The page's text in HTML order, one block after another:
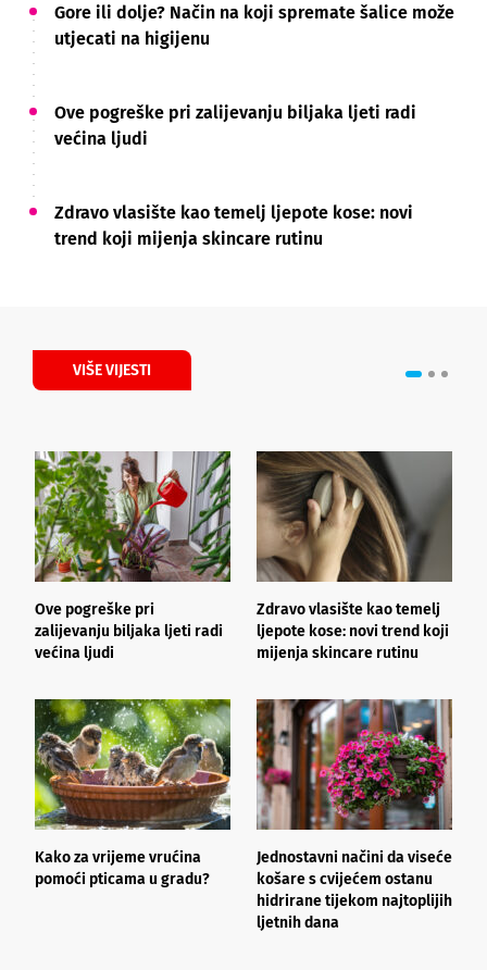
Gore ili dolje? Način na koji spremate šalice može
utjecati na higijenu
Ove pogreške pri zalijevanju biljaka ljeti radi
većina ljudi
Zdravo vlasište kao temelj ljepote kose: novi
trend koji mijenja skincare rutinu
VIŠE VIJESTI
Ove pogreške pri
zalijevanju biljaka ljeti radi
većina ljudi
Zdravo vlasište kao temelj
ljepote kose: novi trend koji
mijenja skincare rutinu
Kako za vrijeme vrućina
pomoći pticama u gradu?
Jednostavni načini da viseće
košare s cvijećem ostanu
hidrirane tijekom najtoplijih
ljetnih dana